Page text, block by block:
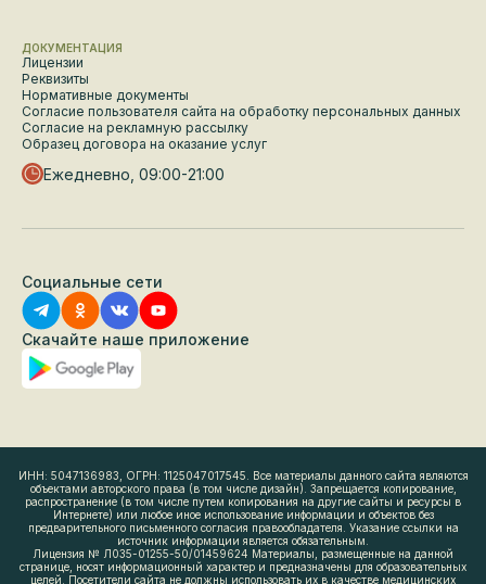
ДОКУМЕНТАЦИЯ
Лицензии
Реквизиты
Нормативные документы
Согласие пользователя сайта на обработку персональных данных
Согласие на рекламную рассылку
Образец договора на оказание услуг
Ежедневно, 09:00-21:00
Социальные сети
Скачайте наше приложение
ИНН: 5047136983, ОГРН: 1125047017545. Все материалы данного сайта являются
объектами авторского права (в том числе дизайн). Запрещается копирование,
распространение (в том числе путем копирования на другие сайты и ресурсы в
Интернете) или любое иное использование информации и объектов без
предварительного письменного согласия правообладателя. Указание ссылки на
источник информации является обязательным.
Лицензия № Л035-01255-50/01459624 Материалы, размещенные на данной
странице, носят информационный характер и предназначены для образовательных
целей. Посетители сайта не должны использовать их в качестве медицинских